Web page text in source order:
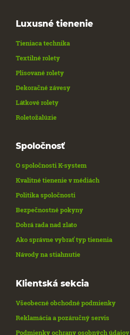
Luxusné tienenie
Tieniaca technika
Textilné rolety
Plisované rolety
Dekoračné závesy
Látkové rolety
Roletožalúzie
Spoločnosť
O spoločnosti K-system
Kvalitné tienenie v médiách
Politika spoločnosti
Bezpečnostné pokyny
Dobrá rada nad zlato
Ako správne vybrať typ tienenia
Návody na stiahnutie
Klientská sekcia
Všeobecné obchodné podmienky
Reklamácia a pozáručný servis
Podmienky ochrany osobných údajov